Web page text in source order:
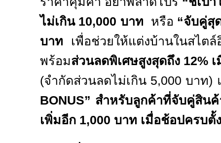
ไม่เกิน 10,000 บาท หรือ “จับคู่สุ
บาท เพื่อช่วยให้แต่งบ้านในสไต
พร้อมส่วนลดพิเศษสูงสุดถึง 12%เ
(จำกัดส่วนลดไม่เกิน 5,000 บาท)
BONUS” สำหรับลูกค้าที่จับคู่สิน
เพิ่มอีก 1,000 บาท เมื่อช้อปครบตั้